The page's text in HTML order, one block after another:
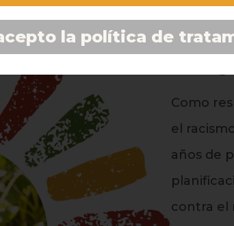
Red
Como
el
años de
contra el
la política de